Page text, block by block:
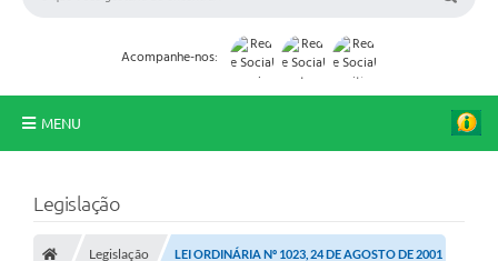
Acompanhe-nos:
MENU
Transparência
Legislação
Legislação LEI ORDINÁRIA Nº 1023, 24 DE AGOSTO DE 2001